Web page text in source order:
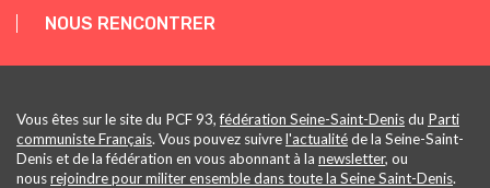
NOUS RENCONTRER
Vous êtes sur le site du PCF 93,fédération Seine-Saint-Denisdu Parti
communiste Français. Vous pouvez suivrel'actualitéde la Seine-Saint-
Denis et de la fédération en vous abonnant à la newsletter, ou
nousrejoindre pour militer ensemble dans toute la Seine Saint-Denis.